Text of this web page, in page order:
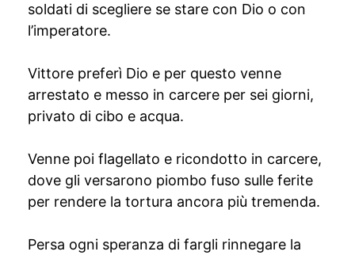
soldati di scegliere se stare con Dio o con
l’imperatore.
Vittore preferì Dio e per questo venne
arrestato e messo in carcere per sei giorni,
privato di cibo e acqua.
Venne poi flagellato e ricondotto in carcere,
dove gli versarono piombo fuso sulle ferite
per rendere la tortura ancora più tremenda.
Persa ogni speranza di fargli rinnegare la